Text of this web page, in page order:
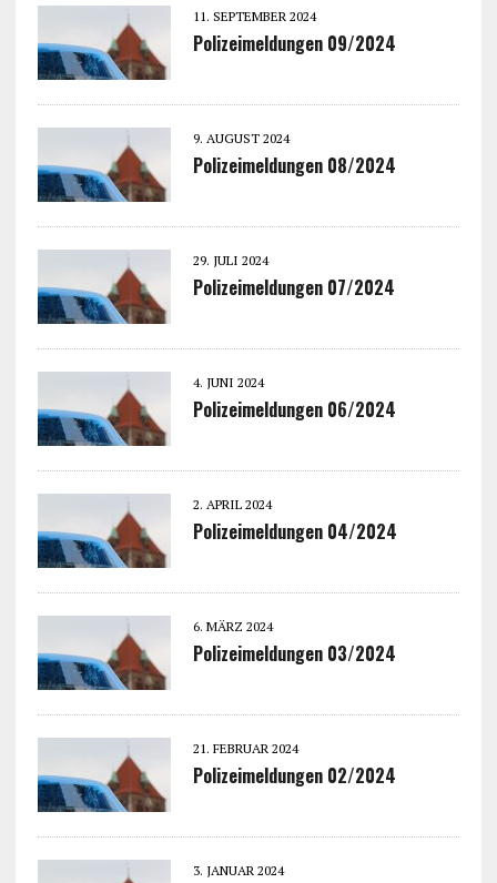
11. SEPTEMBER 2024
Polizeimeldungen 09/2024
9. AUGUST 2024
Polizeimeldungen 08/2024
29. JULI 2024
Polizeimeldungen 07/2024
4. JUNI 2024
Polizeimeldungen 06/2024
2. APRIL 2024
Polizeimeldungen 04/2024
6. MÄRZ 2024
Polizeimeldungen 03/2024
21. FEBRUAR 2024
Polizeimeldungen 02/2024
3. JANUAR 2024